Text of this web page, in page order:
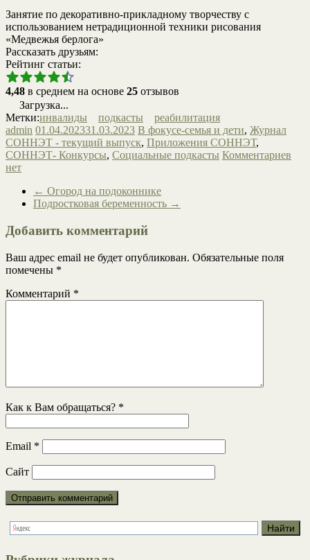
Занятие по декоративно-прикладному творчеству с
использованием нетрадиционной техники рисования
«Медвежья берлога»
Рассказать друзьям:
Рейтинг статьи:
4,48 в среднем на основе 25 отзывов
Загрузка...
Метки:инвалиды подкасты
реабилитация
admin 01.04.202331.03.2023 В фокусе-семья и дети, Журнал
СОННЭТ - текущий выпуск, Приложения СОННЭТ,
СОННЭТ- Конкурсы, Социальные подкасты Комментариев
нет
← Огород на подоконнике
Подростковая беременность →
Добавить комментарий
Ваш адрес email не будет опубликован. Обязательные поля
помечены *
Комментарий *
Как к Вам обращаться? *
Email *
Сайт